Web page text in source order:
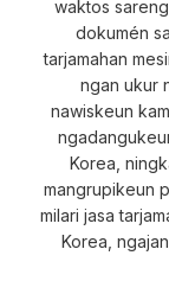
waktos
dokumén
tarjamahan
ngan ukur
nawiskeun
Korea,
mangrupikeun
milari jasa
Korea,